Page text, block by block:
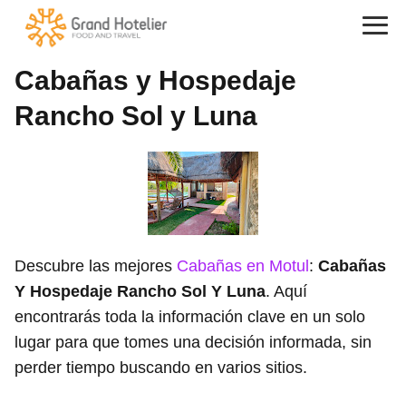
Cabañas y Hospedaje
Rancho Sol y Luna
Descubre las mejores Cabañas en Motul : Cabañas
Y Hospedaje Rancho Sol Y Luna. Aquí
encontrarás toda la información clave en un solo
lugar para que tomes una decisión informada, sin
perder tiempo buscando en varios sitios.